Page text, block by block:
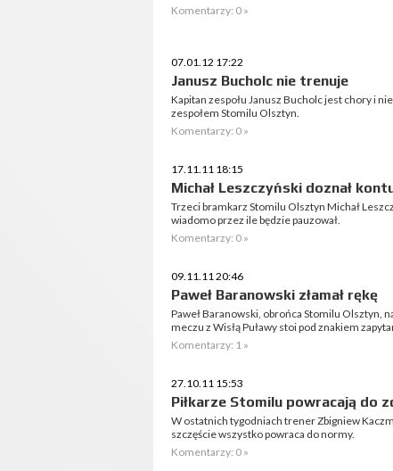
Komentarzy: 0 »
07.01.12 17:22
Janusz Bucholc nie trenuje
Kapitan zespołu Janusz Bucholc jest chory i
zespołem Stomilu Olsztyn.
Komentarzy: 0 »
17.11.11 18:15
Michał Leszczyński doznał
Trzeci bramkarz Stomilu Olsztyn Michał
wiadomo przez ile będzie pauzował.
Komentarzy: 0 »
09.11.11 20:46
Paweł Baranowski złamał rękę
Paweł Baranowski, obrońca Stomilu Olsztyn,
meczu z Wisłą Puławy stoi pod znakiem
Komentarzy: 1 »
27.10.11 15:53
Piłkarze Stomilu powracają do
W ostatnich tygodniach trener Zbigniew
szczęście wszystko powraca do normy.
Komentarzy: 0 »